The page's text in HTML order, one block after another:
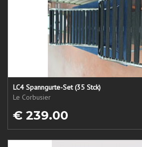
LC4 Spanngurte-Set (35 Stck)
Le Corbusier
€ 239.00